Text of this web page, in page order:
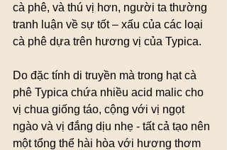
cà phê, và thú vị hơn, người ta thường
tranh luận về sự tốt – xấu của các loại
cà phê dựa trên hương vị của Typica.
Do đặc tính di truyền mà trong hạt cà
phê Typica chứa nhiều acid malic cho
vị chua giống táo, cộng với vị ngọt
ngào và vị đắng dịu nhẹ - tất cả tạo nên
một tổng thể hài hòa với hương thơm